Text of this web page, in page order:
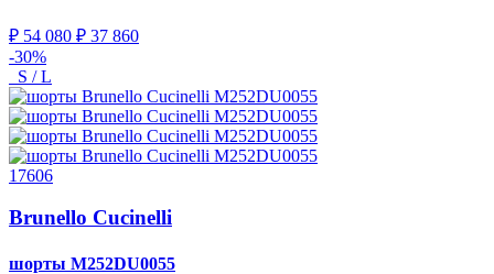
₽ 54 080 ₽ 37 860
-30%
S / L
17606
Brunello Cucinelli
шорты M252DU0055